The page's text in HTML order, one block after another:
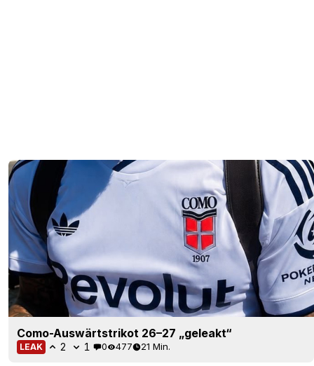
Como-Auswärtstrikot 26–27 „geleakt“
LEAK 2 1 0 477 21 Min.